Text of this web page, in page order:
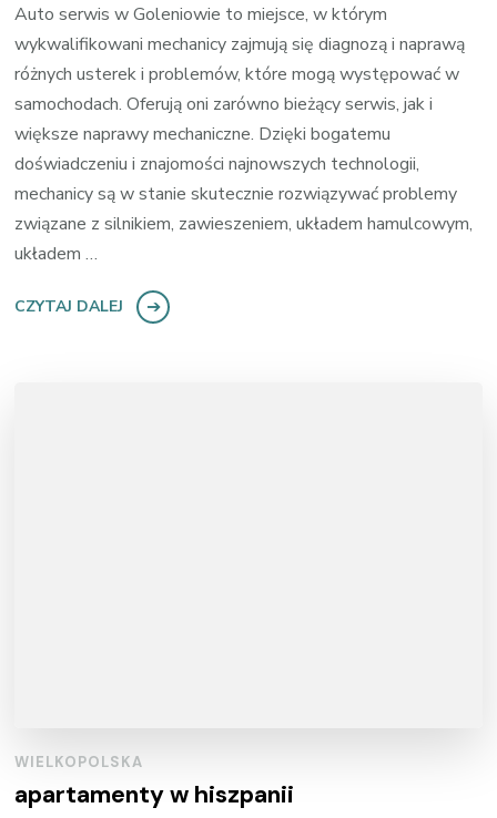
Auto serwis w Goleniowie to miejsce, w którym
wykwalifikowani mechanicy zajmują się diagnozą i naprawą
różnych usterek i problemów, które mogą występować w
samochodach. Oferują oni zarówno bieżący serwis, jak i
większe naprawy mechaniczne. Dzięki bogatemu
doświadczeniu i znajomości najnowszych technologii,
mechanicy są w stanie skutecznie rozwiązywać problemy
związane z silnikiem, zawieszeniem, układem hamulcowym,
układem …
CZYTAJ DALEJ
WIELKOPOLSKA
apartamenty w hiszpanii